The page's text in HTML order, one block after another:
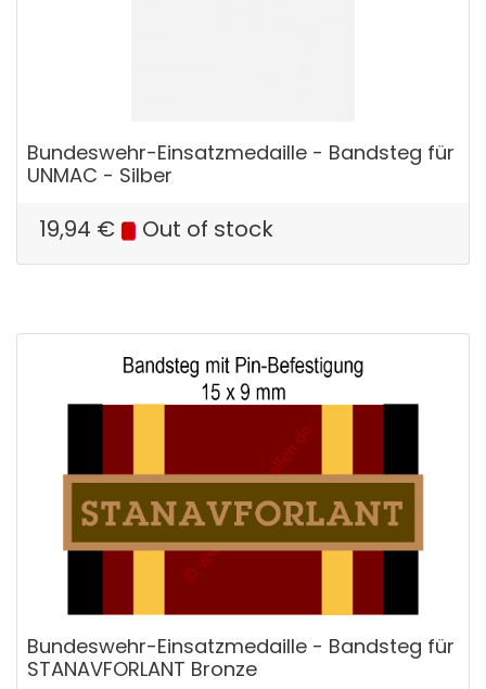
Bundeswehr-Einsatzmedaille - Bandsteg für
UNMAC - Silber
19,94 € Out of stock
Bundeswehr-Einsatzmedaille - Bandsteg für
STANAVFORLANT Bronze